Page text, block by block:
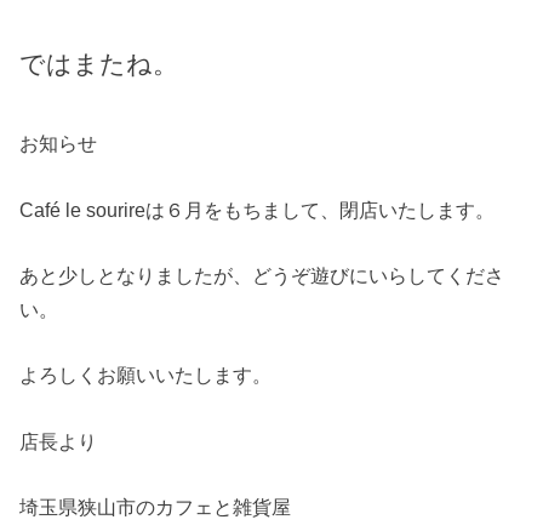
ではまたね。
お知らせ
Café le sourireは６月をもちまして、閉店いたします。
あと少しとなりましたが、どうぞ遊びにいらしてくださ
い。
よろしくお願いいたします。
店長より
埼玉県狭山市のカフェと雑貨屋